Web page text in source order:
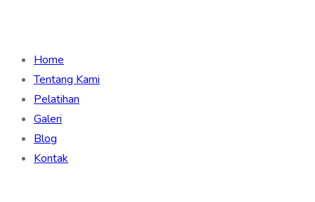
Home
Tentang Kami
Pelatihan
Galeri
Blog
Kontak